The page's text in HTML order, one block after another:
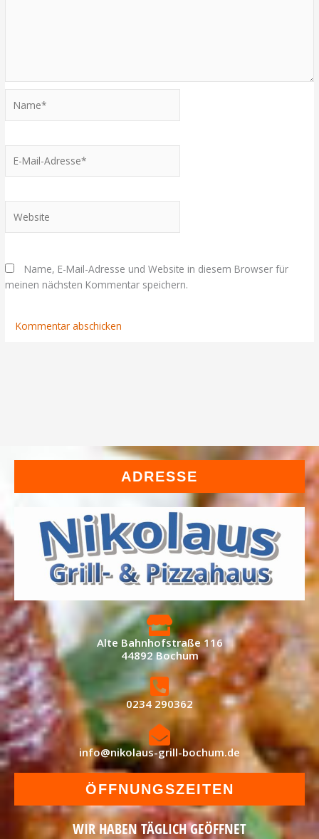
Mail-
Name, E-Mail-Adresse und Website in diesem Browser für
meinen nächsten Kommentar speichern.
ADRESSE
Alte Bahnhofstraße 116
44892 Bochum
0234 290362
info@nikolaus-grill-bochum.de
ÖFFNUNGSZEITEN
WIR HABEN TÄGLICH GEÖFFNET